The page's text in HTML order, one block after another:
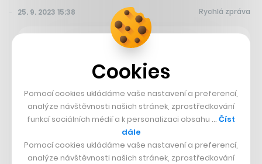
25. 9. 2023 15:38 Rychlá zpráva
Rakouské Aerolinky klamaly své
klienty vymyšlenou udržitelností
Rakouské aerolinky Austrian Airlines spadající pod
německou Lufthansu dle soudu klamaly zákazníky svou
reklamou. Firma inzerovala své lety jako udržitelné,
zatímco z valné části používala fosilní paliva. Ve svých
reklamách přitom hovořila o využívání udržitelného
leteckého paliva.
Cookies
Pomocí cookies ukládáme vaše nastavení a preferencí,
analýze návštěvnosti našich stránek, zprostředkování
funkcí sociálních médií a k personalizaci obsahu … Číst
dále
Pomocí cookies ukládáme vaše nastavení a preferencí,
analýze návštěvnosti našich stránek, zprostředkování